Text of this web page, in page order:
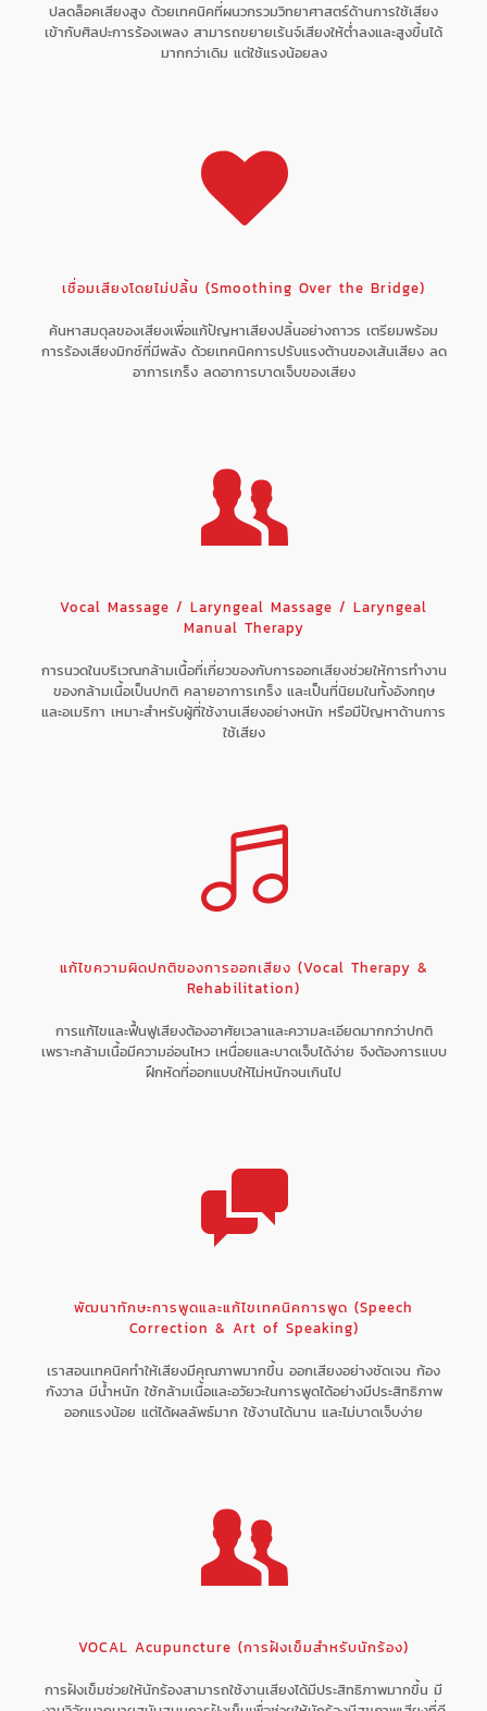
ปลดล็อคเสียงสูง ด้วยเทคนิคที่ผนวกรวมวิทยาศาสตร์ด้านการใช้เสียง
เข้ากับศิลปะการร้องเพลง สามารถขยายเร้นจ์เสียงให้ต่ำลงและสูงขึ้นได้
มากกว่าเดิม แต่ใช้แรงน้อยลง
เชื่อมเสียงโดยไม่ปลิ้น (Smoothing Over the Bridge)
ค้นหาสมดุลของเสียงเพื่อแก้ปัญหาเสียงปลิ้นอย่างถาวร เตรียมพร้อม
การร้องเสียงมิกซ์ที่มีพลัง ด้วยเทคนิคการปรับแรงต้านของเส้นเสียง ลด
อาการเกร็ง ลดอาการบาดเจ็บของเสียง
Vocal Massage / Laryngeal Massage / Laryngeal
Manual Therapy
การนวดในบริเวณกล้ามเนื้อที่เกี่ยวของกับการออกเสียงช่วยให้การทำงาน
ของกล้ามเนื้อเป็นปกติ คลายอาการเกร็ง และเป็นที่นิยมในทั้งอังกฤษ
และอเมริกา เหมาะสำหรับผู้ที่ใช้งานเสียงอย่างหนัก หรือมีปัญหาด้านการ
ใช้เสียง
แก้ไขความผิดปกติของการออกเสียง (Vocal Therapy &
Rehabilitation)
การแก้ไขและฟื้นฟูเสียงต้องอาศัยเวลาและความละเอียดมากกว่าปกติ
เพราะกล้ามเนื้อมีความอ่อนไหว เหนื่อยและบาดเจ็บได้ง่าย จึงต้องการแบบ
ฝึกหัดที่ออกแบบให้ไม่หนักจนเกินไป
พัฒนาทักษะการพูดและแก้ไขเทคนิคการพูด (Speech
Correction & Art of Speaking)
เราสอนเทคนิคทำให้เสียงมีคุณภาพมากขึ้น ออกเสียงอย่างชัดเจน ก้อง
กังวาล มีน้ำหนัก ใช้กล้ามเนื้อและอวัยวะในการพูดได้อย่างมีประสิทธิภาพ
ออกแรงน้อย แต่ได้ผลลัพธ์มาก ใช้งานได้นาน และไม่บาดเจ็บง่าย
VOCAL Acupuncture (การฝังเข็มสำหรับนักร้อง)
การฝังเข็มช่วยให้นักร้องสามารถใช้งานเสียงได้มีประสิทธิภาพมากขึ้น มี